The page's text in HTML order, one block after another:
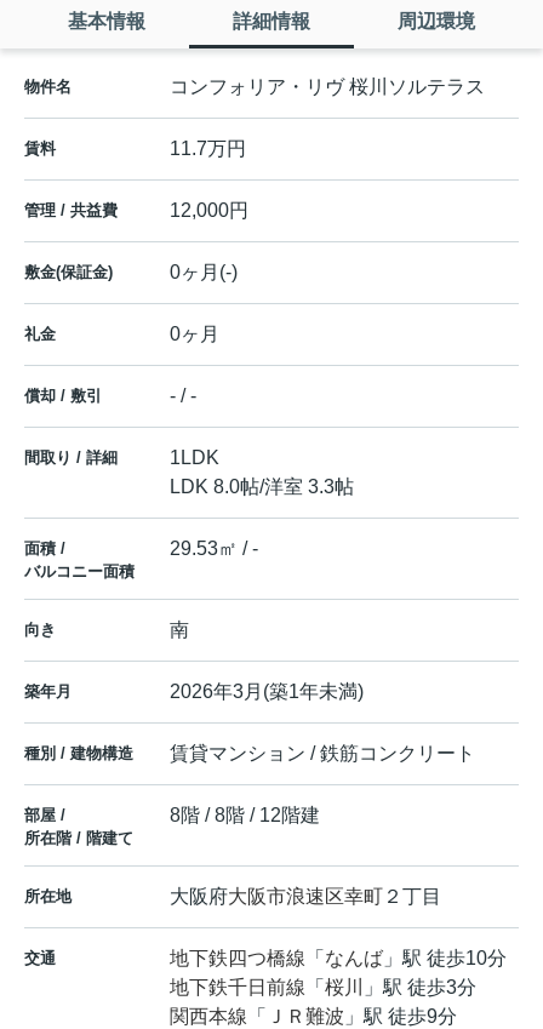
基本情報 詳細情報 周辺環境
物件名 コンフォリア・リヴ 桜川ソルテラス
賃料 11.7万円
管理 / 共益費 12,000円
敷金(保証金) 0ヶ月(-)
礼金 0ヶ月
償却 / 敷引 - / -
間取り / 詳細
1LDK
LDK 8.0帖/洋室 3.3帖
面積 /
バルコニー面積
29.53㎡ / -
向き 南
築年月 2026年3月(築1年未満)
種別 / 建物構造 賃貸マンション / 鉄筋コンクリート
部屋 /
所在階 / 階建て
8階 / 8階 / 12階建
所在地 大阪府大阪市浪速区幸町 ２丁目
交通 地下鉄四つ橋線 「 なんば 」駅 徒歩10分
地下鉄千日前線 「 桜川
」駅 徒歩3分
関西本線 「 ＪＲ難波 」駅 徒歩9分